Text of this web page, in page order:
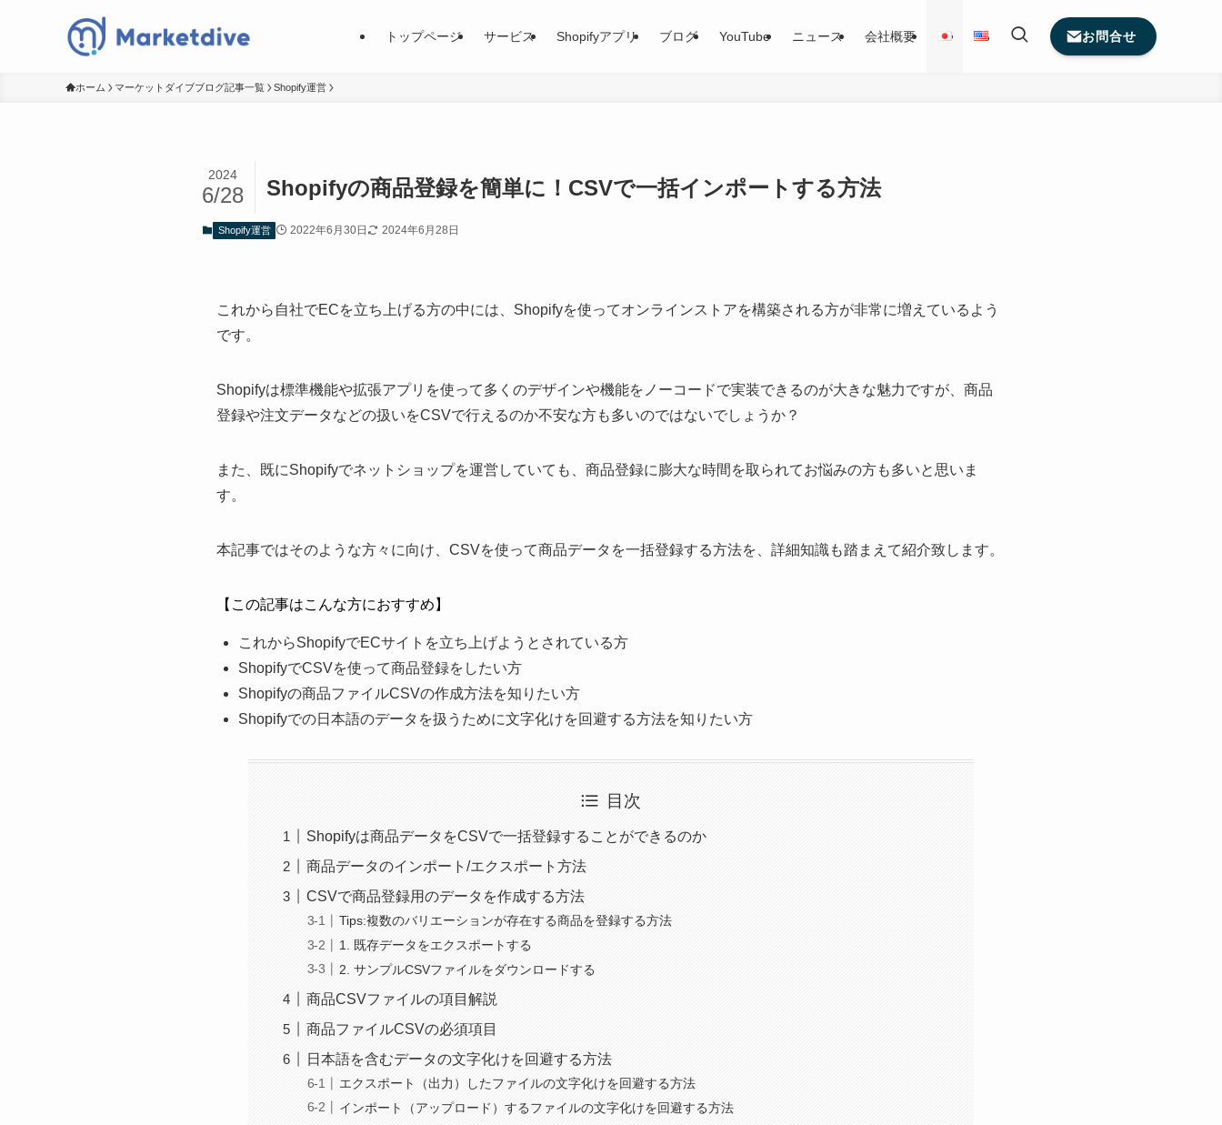
トップページ サービス Shopifyアプリ ブログ YouTube ニュース 会社概要 お問合せ
ホーム マーケットダイブブログ記事一覧 Shopify運営
Shopifyの商品登録を簡単に！CSVで一括インポートする方法
2024
6/28
Shopify運営 2022年6月30日 2024年6月28日
これから自社でECを立ち上げる方の中には、Shopifyを使ってオンラインストアを構築される方が非常に増えているよう
です。
Shopifyは標準機能や拡張アプリを使って多くのデザインや機能をノーコードで実装できるのが大きな魅力ですが、商品
登録や注文データなどの扱いをCSVで行えるのか不安な方も多いのではないでしょうか？
また、既にShopifyでネットショップを運営していても、商品登録に膨大な時間を取られてお悩みの方も多いと思いま
す。
本記事ではそのような方々に向け、CSVを使って商品データを一括登録する方法を、詳細知識も踏まえて紹介致します。
【この記事はこんな方におすすめ】
これからShopifyでECサイトを立ち上げようとされている方
ShopifyでCSVを使って商品登録をしたい方
Shopifyの商品ファイルCSVの作成方法を知りたい方
Shopifyでの日本語のデータを扱うために文字化けを回避する方法を知りたい方
目次
Shopifyは商品データをCSVで一括登録することができるのか
商品データのインポート/エクスポート方法
CSVで商品登録用のデータを作成する方法
Tips:複数のバリエーションが存在する商品を登録する方法
1. 既存データをエクスポートする
2. サンプルCSVファイルをダウンロードする
商品CSVファイルの項目解説
商品ファイルCSVの必須項目
日本語を含むデータの文字化けを回避する方法
エクスポート（出力）したファイルの文字化けを回避する方法
インポート（アップロード）するファイルの文字化けを回避する方法